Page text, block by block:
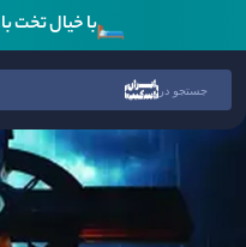
🛏️با خیال تخت
جستجو در